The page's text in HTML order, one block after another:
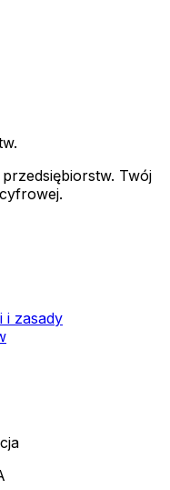
Twój
i zasady